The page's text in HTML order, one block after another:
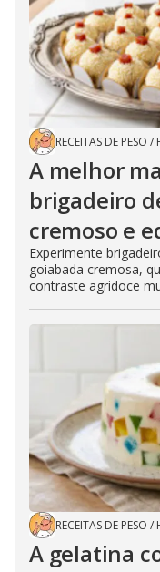
RECEITAS DE PESO /
A melhor
brigadeiro
cremoso e
Experimente
goiabada cremosa,
contraste agridoce
RECEITAS DE PESO /
A gelatina